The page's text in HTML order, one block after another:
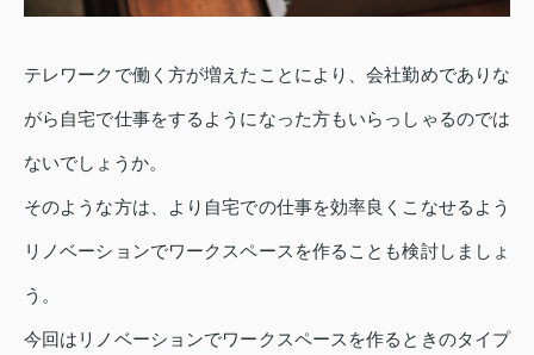
テレワークで働く方が増えたことにより、会社勤めでありな
がら自宅で仕事をするようになった方もいらっしゃるのでは
ないでしょうか。
そのような方は、より自宅での仕事を効率良くこなせるよう
リノベーションでワークスペースを作ることも検討しましょ
う。
今回はリノベーションでワークスペースを作るときのタイプ